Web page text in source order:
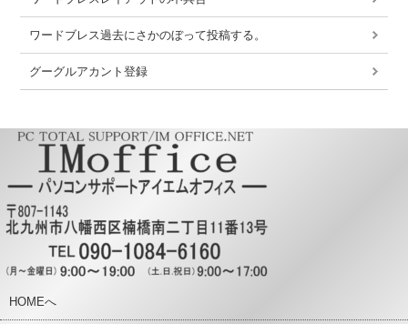
ワードブレス過去にさかのぼって投稿する。
グーグルアカント登録
HOMEへ